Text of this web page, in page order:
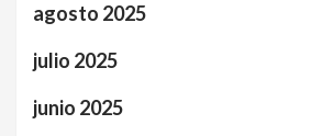
agosto 2025
julio 2025
junio 2025